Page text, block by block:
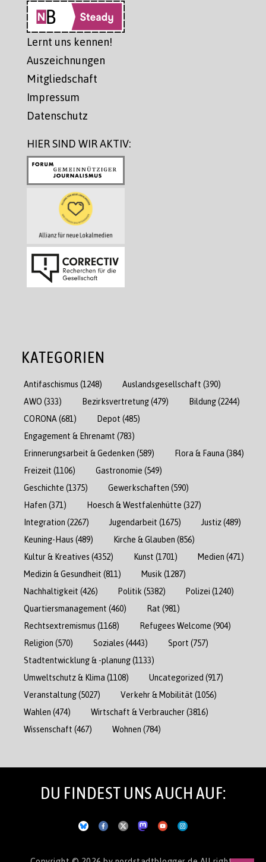
Lernt uns kennen!
Auszeichnungen
Mitgliedschaft
Impressum
Datenschutz
HIER SIND WIR AKTIV:
KATEGORIEN
Antifaschismus (1248) Auslandsgesellschaft (390)
AWO (333) Bezirksvertretung(479) Bildung(2244)
CORONA (681) Depot (485)
Engagement & Ehrenamt (783)
Erinnerungsarbeit & Gedenken (589) Flora & Fauna (384)
Freizeit (1106) Gastronomie (549)
Geschichte (1375) Gewerkschaften (590)
Hafen (371) Hoesch & Westfalenhütte (327)
Integration (2267) Jugendarbeit (1675) Justiz(489)
Keuning-Haus (489) Kirche & Glauben (856)
Kultur & Kreatives (4352) Kunst (1701) Medien (471)
Medizin & Gesundheit (811) Musik (1287)
Nachhaltigkeit (426) Politik (5382) Polizei (1240)
Quartiersmanagement (460) Rat (981)
Rechtsextremismus (1168) Refugees Welcome (904)
Religion (570) Soziales (4443) Sport (757)
Stadtentwicklung & -planung(1133)
Umweltschutz & Klima (1108) Uncategorized (917)
Veranstaltung(5027) Verkehr & Mobilität (1056)
Wahlen (474) Wirtschaft & Verbraucher(3816)
Wissenschaft (467) Wohnen (784)
DU FINDEST UNS AUCH AUF: